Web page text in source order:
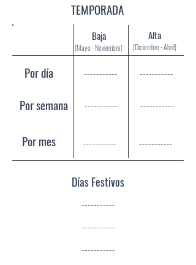
TEMPORADA
Baja
(Mayo - Noviembre)
Alta
(Diciembre - Abril)
Por día ----------- -----------
Por semana ----------- -----------
Por mes ----------- -----------
Días Festivos
-----------
-----------
-----------